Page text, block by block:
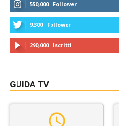
550,000 Follower
9,300 Follower
290,000 Iscritti
GUIDA TV